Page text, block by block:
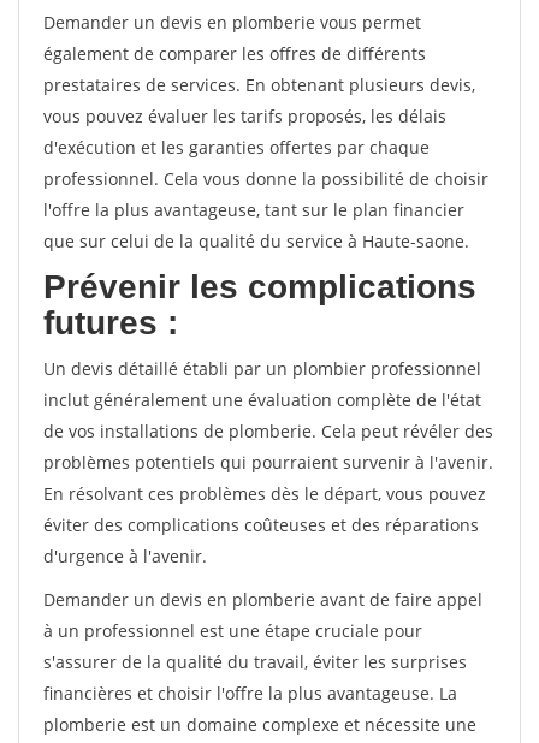
Demander un devis en plomberie vous permet
également de comparer les offres de différents
prestataires de services. En obtenant plusieurs devis,
vous pouvez évaluer les tarifs proposés, les délais
d'exécution et les garanties offertes par chaque
professionnel. Cela vous donne la possibilité de choisir
l'offre la plus avantageuse, tant sur le plan financier
que sur celui de la qualité du service à Haute-saone.
Prévenir les complications
futures :
Un devis détaillé établi par un plombier professionnel
inclut généralement une évaluation complète de l'état
de vos installations de plomberie. Cela peut révéler des
problèmes potentiels qui pourraient survenir à l'avenir.
En résolvant ces problèmes dès le départ, vous pouvez
éviter des complications coûteuses et des réparations
d'urgence à l'avenir.
Demander un devis en plomberie avant de faire appel
à un professionnel est une étape cruciale pour
s'assurer de la qualité du travail, éviter les surprises
financières et choisir l'offre la plus avantageuse. La
plomberie est un domaine complexe et nécessite une